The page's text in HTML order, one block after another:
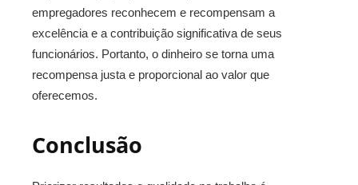
empregadores reconhecem e recompensam a
excelência e a contribuição significativa de seus
funcionários. Portanto, o dinheiro se torna uma
recompensa justa e proporcional ao valor que
oferecemos.
Conclusão